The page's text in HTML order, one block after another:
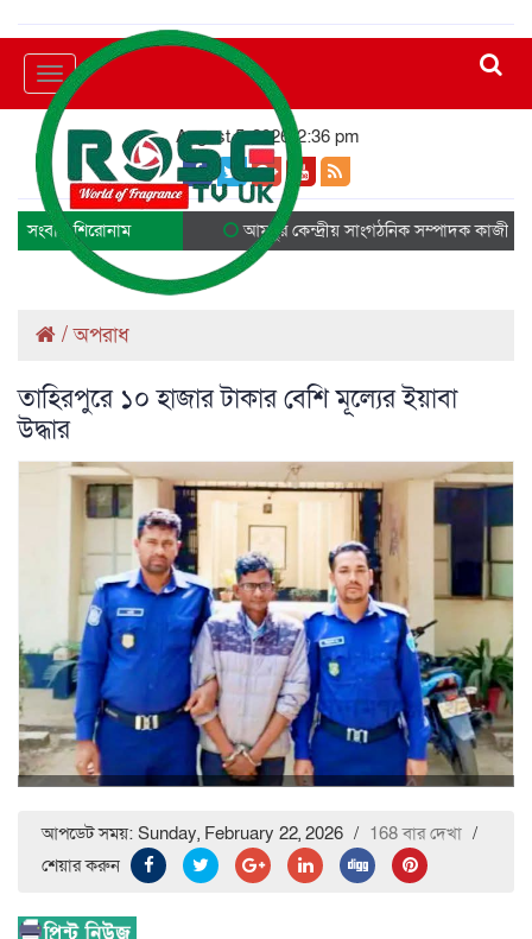
Toggle
navigation
August 5, 2026, 2:36 pm
সংবাদ শিরোনাম আমছুর কেন্দ্রীয় সাংগঠনিক সম্পাদক কাজী
/অপরাধ
তাহিরপুরে ১০ হাজার টাকার বেশি মূল্যের ইয়াবা
উদ্ধার
আপডেট সময়: Sunday, February 22, 2026 / 168 বার দেখা /
শেয়ার করুন